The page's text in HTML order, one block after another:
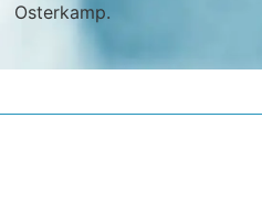
Osterkamp.